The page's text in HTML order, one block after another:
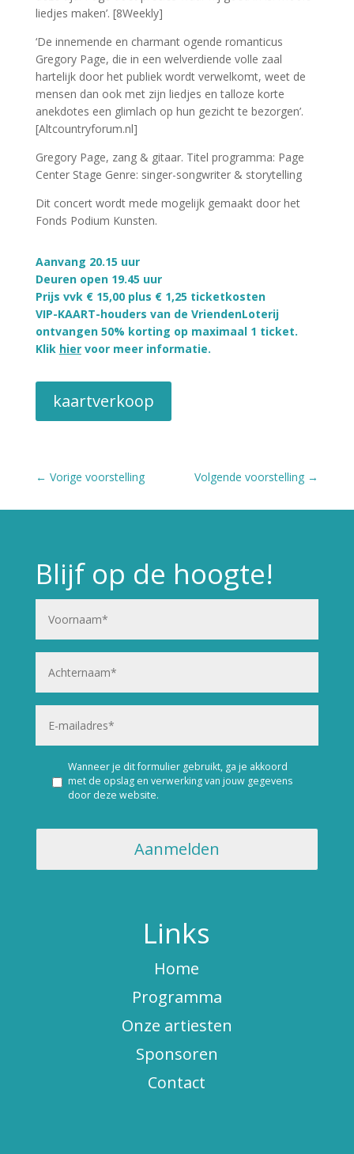
liedjes maken’. [8Weekly]
‘De innemende en charmant ogende romanticus
Gregory Page, die in een welverdiende volle zaal
hartelijk door het publiek wordt verwelkomt, weet de
mensen dan ook met zijn liedjes en talloze korte
anekdotes een glimlach op hun gezicht te bezorgen’.
[Altcountryforum.nl]
Gregory Page, zang & gitaar. Titel programma: Page
Center Stage Genre: singer-songwriter & storytelling
Dit concert wordt mede mogelijk gemaakt door het
Fonds Podium Kunsten.
Aanvang 20.15 uur
Deuren open 19.45 uur
Prijs vvk € 15,00 plus € 1,25 ticketkosten
VIP-KAART-houders van de VriendenLoterij
ontvangen 50% korting op maximaal 1 ticket.
Klik hiervoor meer informatie.
kaartverkoop
← Vorige voorstelling Volgende voorstelling →
Blijf op de hoogte!
Wanneer je dit formulier gebruikt, ga je akkoord
met de opslag en verwerking van jouw gegevens
door deze website.
Links
Home
Programma
Onze artiesten
Sponsoren
Contact